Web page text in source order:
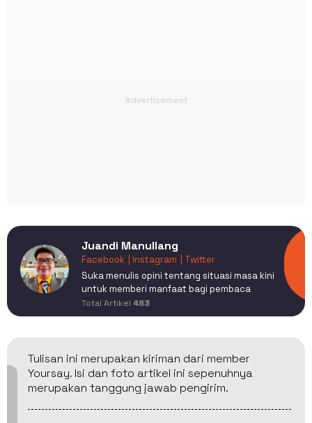
Juandi Manullang
Facebook | Instagram
| Twitter
Suka menulis opini tentang situasi masa kini
untuk memberi manfaat bagi pembaca
Total Artikel 483
Tulisan ini merupakan kiriman dari member
Yoursay. Isi dan foto artikel ini sepenuhnya
merupakan tanggung jawab pengirim.